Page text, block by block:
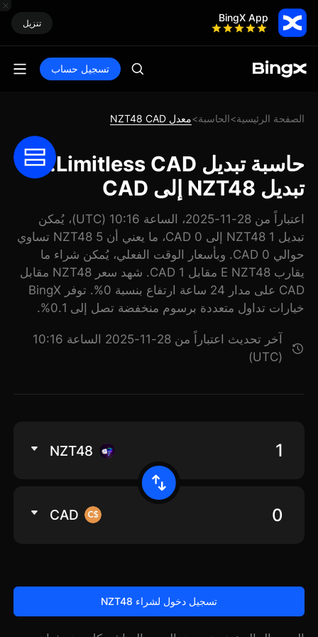
BingX App تنزيل
تسجيل حساب
الصفحة الرئيسية>الحاسبة>معدل NZT48 CAD
حاسبة تبديل Limitless CAD:
تبديل NZT48 إلى CAD
اعتباراً من 28-11-2025، الساعة 10:16 (UTC)، يُمكن
تبديل 1 NZT48 إلى 0 CAD، ما يعني أن 5 NZT48 تساوي
حوالي 0 CAD. وبأسعار الوقت الفعلي، يُمكن شراء ما
يقارب E NZT48 مقابل 1 CAD. شهد سعر NZT48 مقابل
CAD على مدار 24 ساعة ارتفاع بنسبة 0%. توفر BingX
خيارات تداول متعددة برسوم منخفضة تصل إلى 0.1%.
آخر تحديث اعتباراً من 28-11-2025 الساعة 10:16
(UTC)
NZT48
CAD
تسجيل دخول لشراء NZT48